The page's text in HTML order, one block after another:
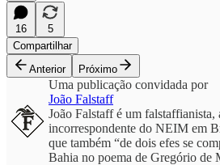
16
5
Compartilhar
Anterior
Próximo
Uma publicação convidada por
João Falstaff
João Falstaff é um falstaffianista,
incorrespondente do NEIM em
que também “de dois efes se
Bahia no poema de Gregório de